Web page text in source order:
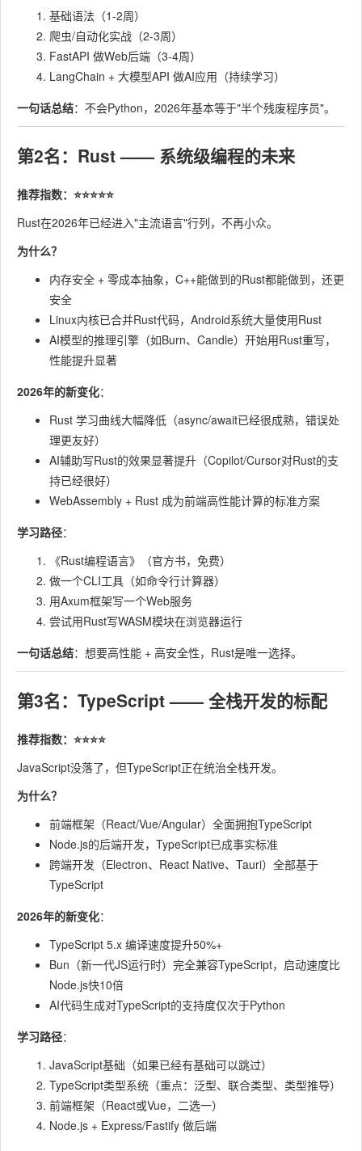
基础语法（1-2周）
爬虫/自动化实战（2-3周）
FastAPI 做Web后端（3-4周）
LangChain + 大模型API 做AI应用（持续学习）
一句话总结：不会Python，2026年基本等于"半个残废程序员"。
第2名：Rust —— 系统级编程的未来
推荐指数：⭐⭐⭐⭐⭐
Rust在2026年已经进入"主流语言"行列，不再小众。
为什么？
内存安全 + 零成本抽象，C++能做到的Rust都能做到，还更
安全
Linux内核已合并Rust代码，Android系统大量使用Rust
AI模型的推理引擎（如Burn、Candle）开始用Rust重写，
性能提升显著
2026年的新变化：
Rust 学习曲线大幅降低（async/await已经很成熟，错误处
理更友好）
AI辅助写Rust的效果显著提升（Copilot/Cursor对Rust的支
持已经很好）
WebAssembly + Rust 成为前端高性能计算的标准方案
学习路径：
《Rust编程语言》（官方书，免费）
做一个CLI工具（如命令行计算器）
用Axum框架写一个Web服务
尝试用Rust写WASM模块在浏览器运行
一句话总结：想要高性能 + 高安全性，Rust是唯一选择。
第3名：TypeScript —— 全栈开发的标配
推荐指数：⭐⭐⭐⭐
JavaScript没落了，但TypeScript正在统治全栈开发。
为什么？
前端框架（React/Vue/Angular）全面拥抱TypeScript
Node.js的后端开发，TypeScript已成事实标准
跨端开发（Electron、React Native、Tauri）全部基于
TypeScript
2026年的新变化：
TypeScript 5.x 编译速度提升50%+
Bun（新一代JS运行时）完全兼容TypeScript，启动速度比
Node.js快10倍
AI代码生成对TypeScript的支持度仅次于Python
学习路径：
JavaScript基础（如果已经有基础可以跳过）
TypeScript类型系统（重点：泛型、联合类型、类型推导）
前端框架（React或Vue，二选一）
Node.js + Express/Fastify 做后端